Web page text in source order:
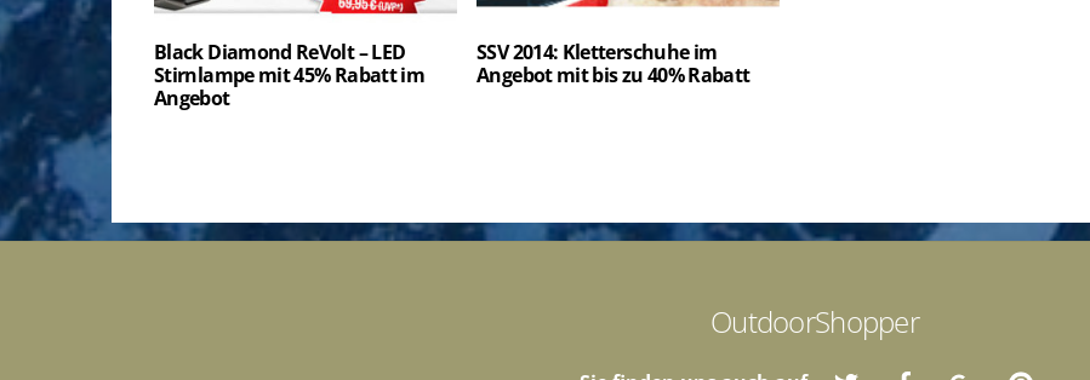
Black Diamond ReVolt – LED
Stirnlampe mit 45% Rabatt im
Angebot
SSV 2014: Kletterschuhe im
Angebot mit bis zu 40% Rabatt
OutdoorShopper